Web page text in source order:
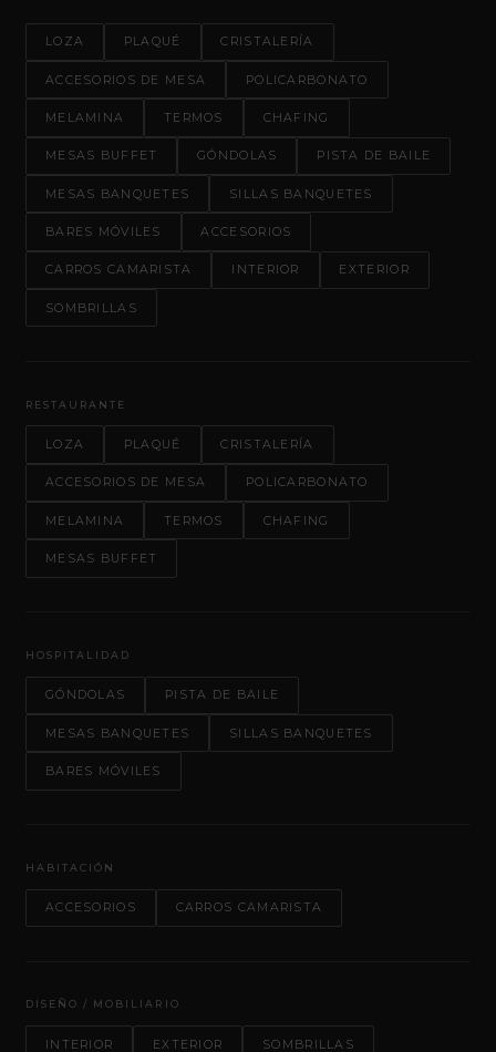
LOZA PLAQUÉ CRISTALERÍA
ACCESORIOS DE MESA POLICARBONATO
MELAMINA TERMOS CHAFING
MESAS BUFFET GÓNDOLAS PISTA DE BAILE
MESAS BANQUETES SILLAS BANQUETES
BARES MÓVILES ACCESORIOS
CARROS CAMARISTA INTERIOR EXTERIOR
SOMBRILLAS
RESTAURANTE
LOZA PLAQUÉ CRISTALERÍA
ACCESORIOS DE MESA POLICARBONATO
MELAMINA TERMOS CHAFING
MESAS BUFFET
HOSPITALIDAD
GÓNDOLAS PISTA DE BAILE
MESAS BANQUETES SILLAS BANQUETES
BARES MÓVILES
HABITACIÓN
ACCESORIOS CARROS CAMARISTA
DISEÑO / MOBILIARIO
INTERIOR EXTERIOR SOMBRILLAS